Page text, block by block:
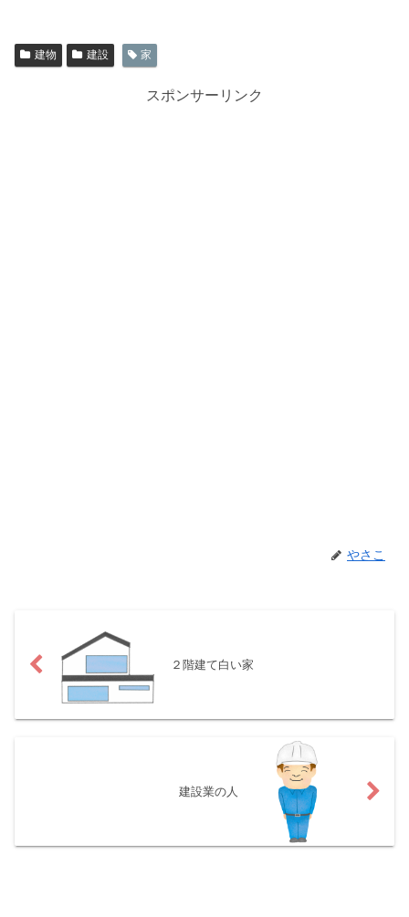
建物 建設 家
スポンサーリンク
やさこ
２階建て白い家
建設業の人